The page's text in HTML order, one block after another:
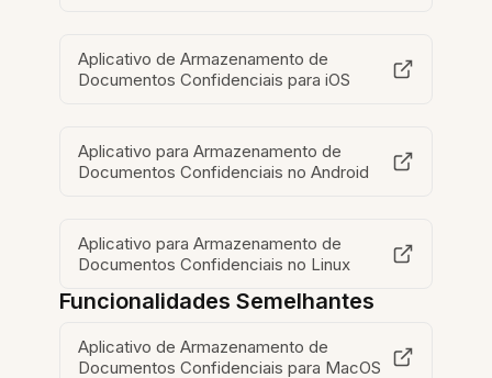
Aplicativo de Armazenamento de
Documentos Confidenciais para iOS
Aplicativo para Armazenamento de
Documentos Confidenciais no Android
Aplicativo para Armazenamento de
Documentos Confidenciais no Linux
Funcionalidades Semelhantes
Aplicativo de Armazenamento de
Documentos Confidenciais para MacOS